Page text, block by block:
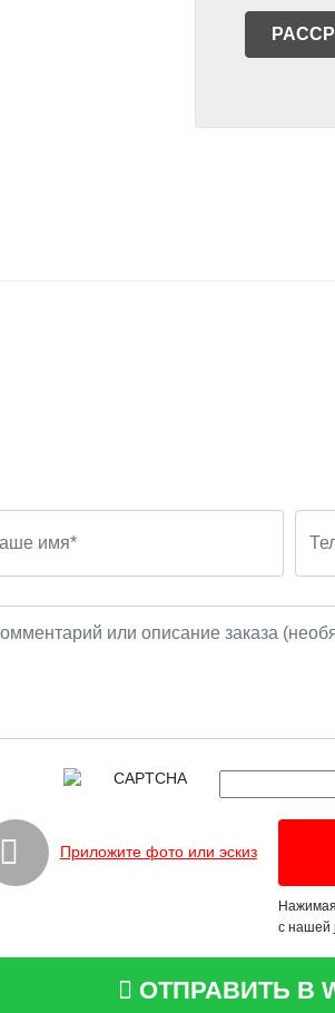
Приложите фото или эскиз
Нажимая
с нашей
ОТПРАВИТЬ В